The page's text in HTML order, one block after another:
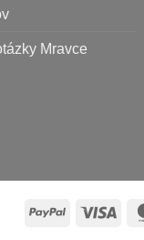
Mravce
PayPal Visa